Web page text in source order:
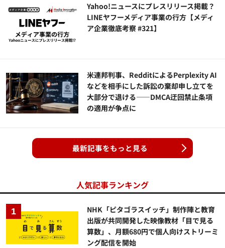
Yahoo!ニュースにプレスリリース掲載？
LINEヤフーメディア事業の行方【メディ
ア企業徹底考察 #321】
米連邦判事、RedditによるPerplexity AI
などを相手にした訴訟の棄却申し立てを
大部分で退ける——DMCA迂回禁止条項
の適用が争点に
最新記事をもっと見る
人気記事ランキング
NHK「ピタゴラスイッチ」制作陣と教育
出版が共同開発した映像教材「目で見る
算数」、月額680円で個人向けストリーミ
ング配信を開始